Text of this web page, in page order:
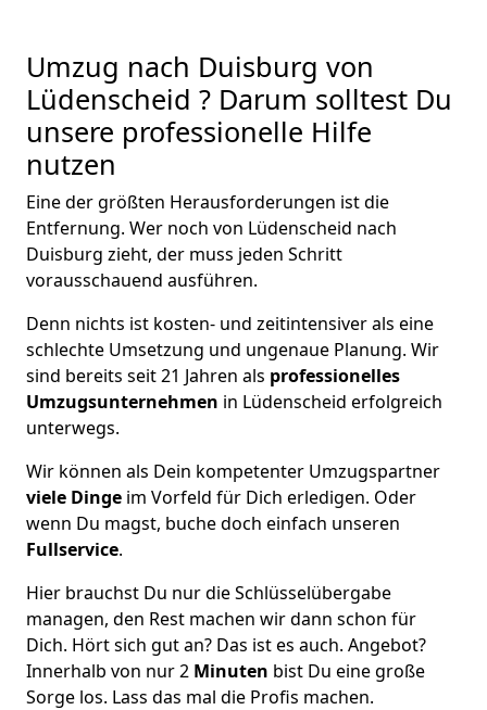
Umzug nach Duisburg von
Lüdenscheid ? Darum solltest Du
unsere professionelle Hilfe
nutzen
Eine der größten Herausforderungen ist die
Entfernung. Wer noch von Lüdenscheid nach
Duisburg zieht, der muss jeden Schritt
vorausschauend ausführen.
Denn nichts ist kosten- und zeitintensiver als eine
schlechte Umsetzung und ungenaue Planung. Wir
sind bereits seit 21 Jahren als professionelles
Umzugsunternehmen in Lüdenscheid erfolgreich
unterwegs.
Wir können als Dein kompetenter Umzugspartner
viele Dinge im Vorfeld für Dich erledigen. Oder
wenn Du magst, buche doch einfach unseren
Fullservice.
Hier brauchst Du nur die Schlüsselübergabe
managen, den Rest machen wir dann schon für
Dich. Hört sich gut an? Das ist es auch. Angebot?
Innerhalb von nur 2 Minuten bist Du eine große
Sorge los. Lass das mal die Profis machen.